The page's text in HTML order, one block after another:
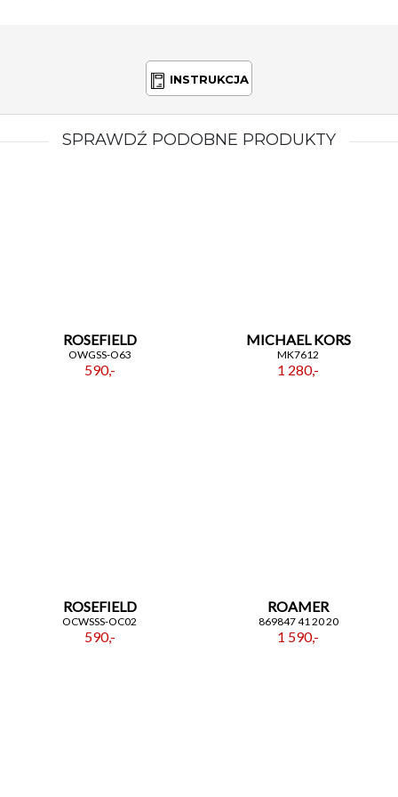
INSTRUKCJA
SPRAWDŹ PODOBNE PRODUKTY
ROSEFIELD
OWGSS-O63
590,-
MICHAEL KORS
MK7612
1 280,-
ROSEFIELD
OCWSSS-OC02
590,-
ROAMER
869847 41 20 20
1 590,-